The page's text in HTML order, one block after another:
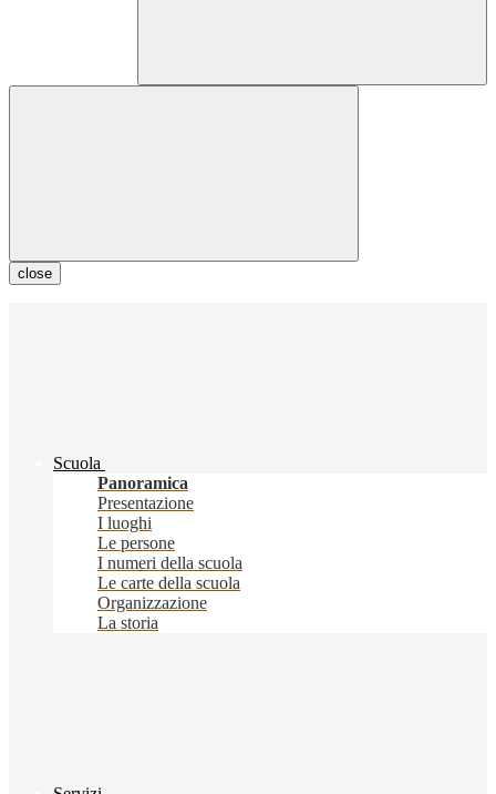
close
Scuola
Panoramica
Presentazione
I luoghi
Le persone
I numeri della scuola
Le carte della scuola
Organizzazione
La storia